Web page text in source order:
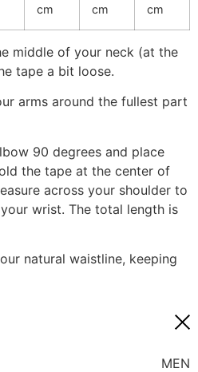
cm
cm
cm
middle of your neck (at the
tape a bit loose.
arms around the fullest part
90 degrees and place
the tape at the center of
across your shoulder to
wrist. The total length is
natural waistline, keeping
MEN